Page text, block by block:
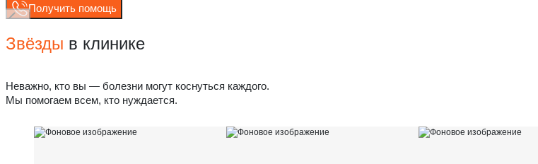
Получить помощь
Звёзды в клинике
Неважно, кто вы — болезни могут коснуться каждого.
Мы помогаем всем, кто нуждается.